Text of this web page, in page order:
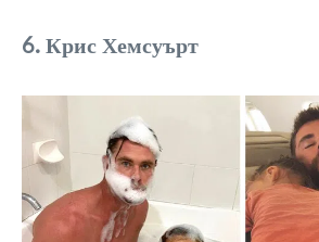
6. Крис Хемсуърт